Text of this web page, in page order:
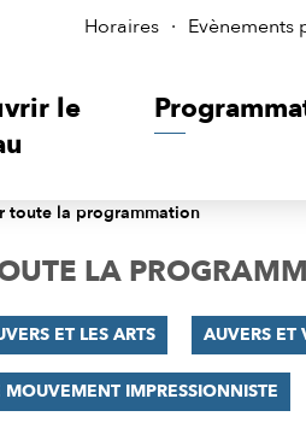
Horaires Evènements
le
toute la programmation
LA
ET LES ARTS AUVERS ET
MOUVEMENT IMPRESSIONNISTE